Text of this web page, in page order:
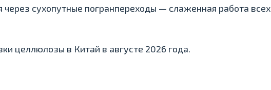
сухопутные погранпереходы — слаженная работа всех
целлюлозы в Китай в августе 2026 года.